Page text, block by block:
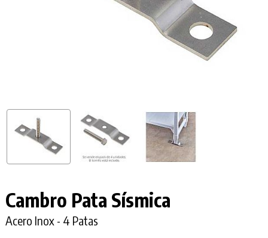
Cambro Pata Sísmica
Acero Inox - 4 Patas